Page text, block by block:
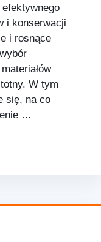
i konserwacji
i rosnące
W tym
się, na co
…